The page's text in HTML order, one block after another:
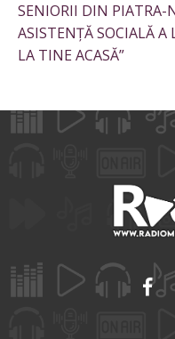
SENIORII DIN PIATRA-
ASISTENȚĂ SOCIALĂ A
LA TINE ACASĂ”